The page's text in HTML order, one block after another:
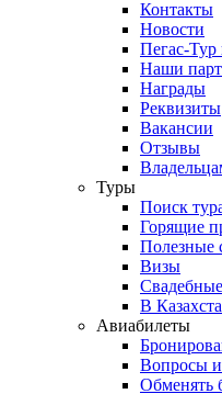
Контакты
Новости
Пегас-Тур
Наши
Награды
Реквизиты
Вакансии
Отзывы
Туры
Поиск
Горящие
Полезные
Визы
В
Авиабилеты
Вопросы
Обменять